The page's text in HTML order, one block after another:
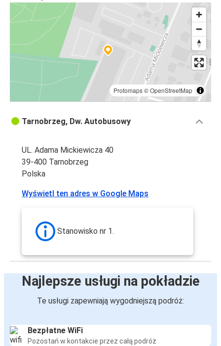
Praga
Zakopane
Tarnobrzeg
Tarnobrzeg
Warszawa
Warszawa
Tarnobrzeg
Gdańsk
Berlin
Tarnobrzeg
Norymberga
Protomaps©OpenStreetMap
Tarnobrzeg, Dw. Autobusowy
UL. Adama Mickiewicza 40
39-400 Tarnobrzeg
Polska
Wyświetl ten adres w Google Maps
Stanowisko nr 1.
Najlepsze usługi na pokładzie
Te usługi zapewniają wygodniejszą podróż:
Bezpłatne WiFi
Pozostań w kontakcie przez całą podróż